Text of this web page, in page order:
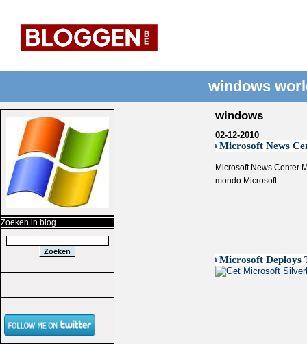
windows
Zoeken in blog
windows
02-12-2010
Microsoft News
Microsoft News Center
mondo Microsoft.
Microsoft Deploys